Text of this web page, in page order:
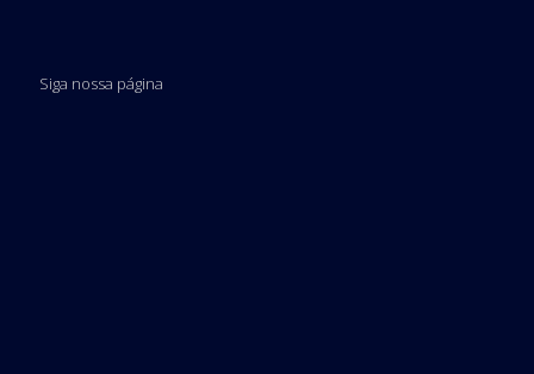
Siga nossa página